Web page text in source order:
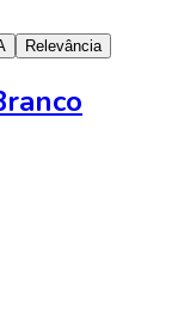
Relevância